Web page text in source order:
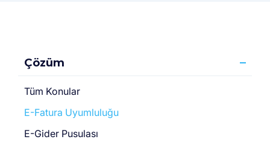
Çözüm
Tüm Konular
E-Fatura Uyumluluğu
E-Gider Pusulası